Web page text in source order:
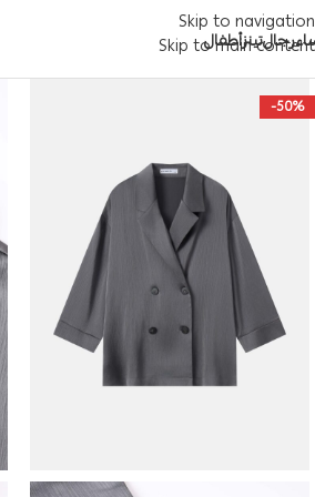
Skip to navigation
Skip to main content
رجالتينزأطفال
-50%